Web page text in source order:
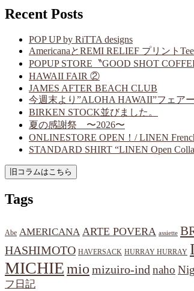
Recent Posts
POP UP by RiTTA designs
AmericanaとREMI RELIEF プリントTee
POPUP STORE〝GOOD SHOT
HAWAII FAIR ②
JAMES AFTER BEACH CLUB
今週末より”ALOHA HAWAII”フェアー
BIRKEN STOCK並びました。
夏の感謝祭 〜2026〜
ONLINESTORE OPEN！/ LINEN
STANDARD SHIRT “LINEN Open
Tags
Abe AMERICANA ARTE POVERA assiette
HASHIMOTO HAVERSACK HURRAY HURRAY
MICHIEmio mizuiro-ind naho
フ日記